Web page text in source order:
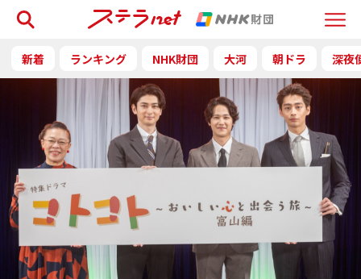
Menu
検索
新着 ランキング NHK財団 大河 朝ドラ 深夜